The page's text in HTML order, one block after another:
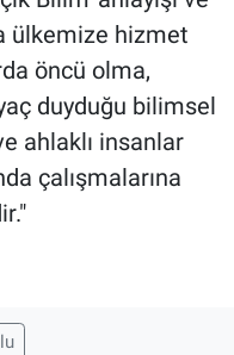
ülkemize hizmet
öncü olma,
duyduğu bilimsel
ahlaklı insanlar
çalışmalarına